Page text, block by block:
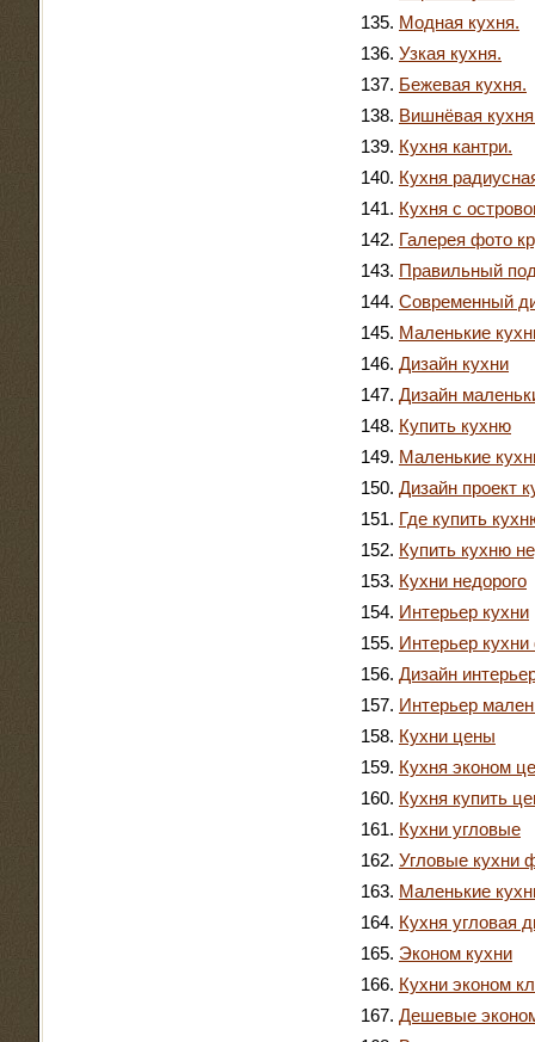
Модная кухня.
Узкая кухня.
Бежевая кухня.
Вишнёвая
Кухня кантри.
Кухня
Кухня с
Галерея фото
Правильный
Современный
Маленькие
Дизайн кухни
Дизайн
Купить кухню
Маленькие
Дизайн проект
Где купить
Купить кухню
Кухни недорого
Интерьер кухни
Интерьер
Дизайн
Интерьер
Кухни цены
Кухня эконом
Кухня купить
Кухни угловые
Угловые кухни
Маленькие
Кухня угловая
Эконом кухни
Кухни эконом
Дешевые